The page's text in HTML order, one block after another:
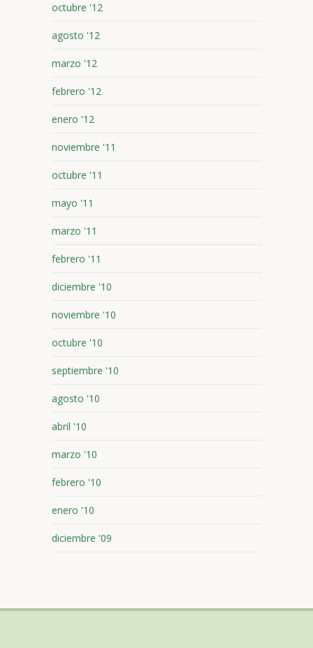
octubre '12
agosto '12
marzo '12
febrero '12
enero '12
noviembre '11
octubre '11
mayo '11
marzo '11
febrero '11
diciembre '10
noviembre '10
octubre '10
septiembre '10
agosto '10
abril '10
marzo '10
febrero '10
enero '10
diciembre '09